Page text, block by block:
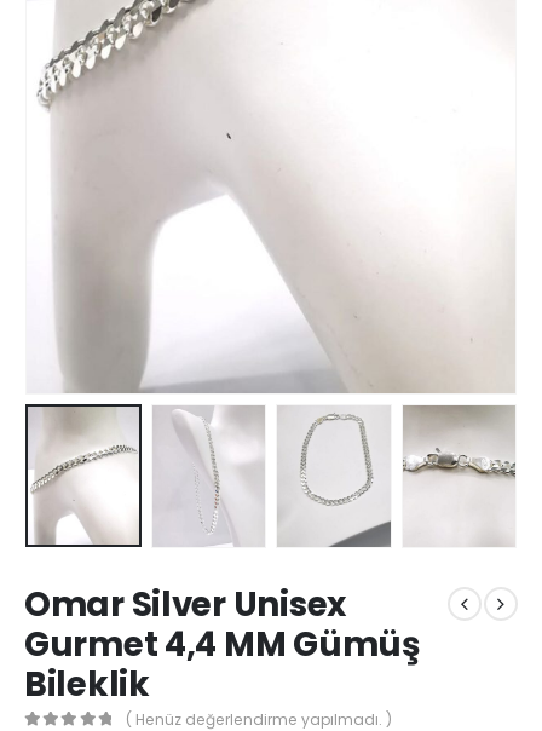
Omar Silver Unisex
Gurmet 4,4 MM Gümüş
Bileklik
( Henüz değerlendirme yapılmadı. )